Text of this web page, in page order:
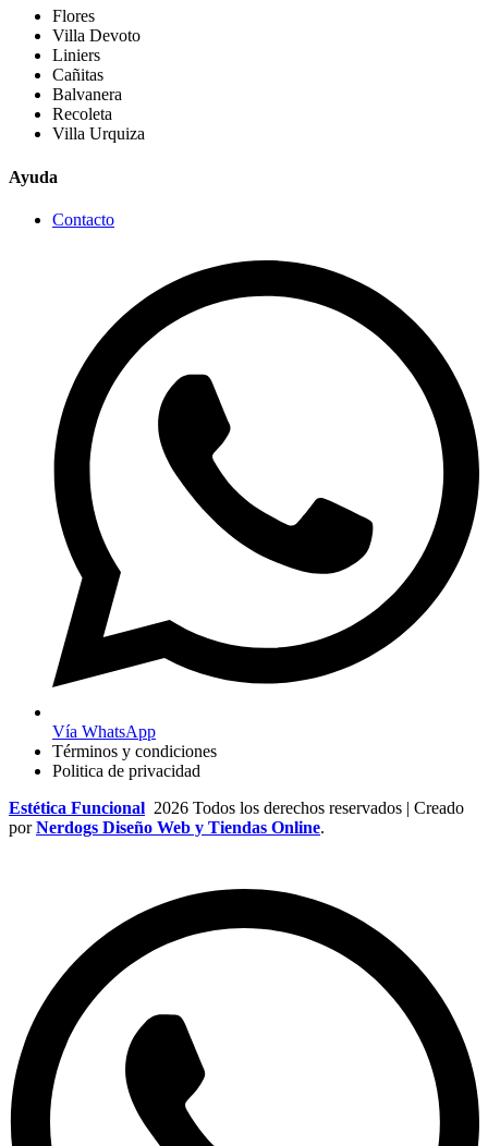
Flores
Villa Devoto
Liniers
Cañitas
Balvanera
Recoleta
Villa Urquiza
Ayuda
Contacto
Vía WhatsApp
Términos y condiciones
Politica de privacidad
Estética Funcional 2026 Todos los derechos reservados | Creado
porNerdogs Diseño Web y Tiendas Online.